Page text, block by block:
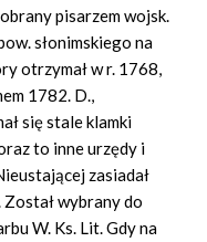
pisarzem wojsk.
słonimskiego na
otrzymał w r. 1768,
1782. D.,
się stale klamki
to inne urzędy i
zasiadał
wybrany do
W. Ks. Lit. Gdy na